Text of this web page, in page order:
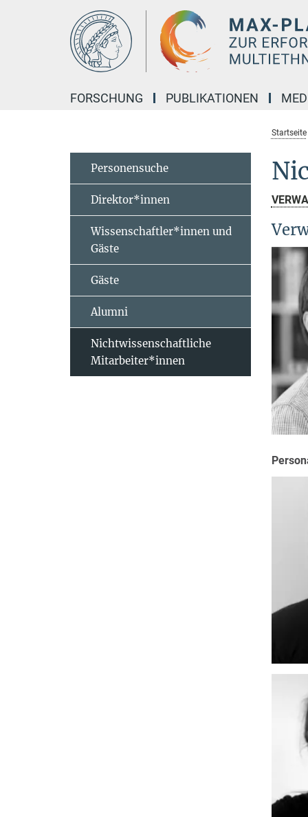
FORSCHUNG PUBLIKATIONEN
Startseite
Personensuche
Direktor*innen
Wissenschaftler*innen und
Gäste
Gäste
Alumni
Nichtwissenschaftliche
Mitarbeiter*innen